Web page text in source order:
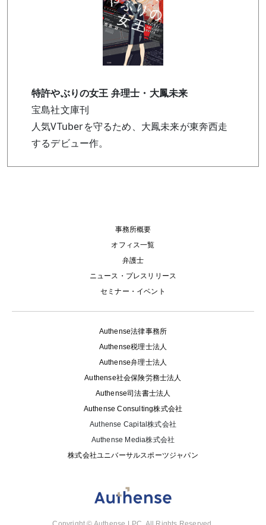
特許やぶりの女王 弁理士・大鳳未来
宝島社文庫刊
人気VTuberを守るため、大鳳未来が東奔西走
するデビュー作。
事務所概要
オフィス一覧
弁護士
ニュース・プレスリリース
セミナー・イベント
Authense法律事務所
Authense税理士法人
Authense弁理士法人
Authense社会保険労務士法人
Authense司法書士法人
Authense Consulting株式会社
Authense Capital株式会社
Authense Media株式会社
株式会社ユニバーサルスポーツジャパン